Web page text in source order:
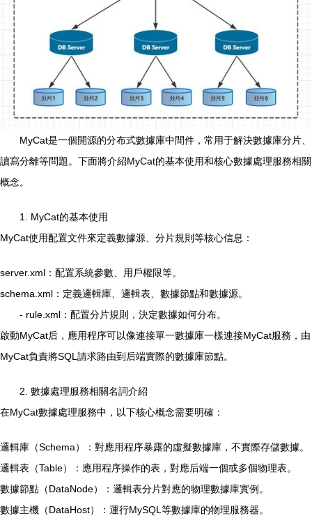
MyCat是一個開源的分布式數據庫中間件，常用于解決數據庫分片、
讀寫分離等問題。下面將介紹MyCat的基本使用和核心數據處理服務相關
概念。
1. MyCat的基本使用
MyCat使用配置文件來定義數據源、分片規則等核心信息：
server.xml：配置系統參數、用戶權限等。
schema.xml：定義邏輯庫、邏輯表、數據節點和數據源。
- rule.xml：配置分片規則，決定數據如何分布。
啟動MyCat后，應用程序可以像連接單一數據庫一樣連接MyCat服務，由
MyCat負責將SQL請求路由到后端實際的數據庫節點。
2. 數據處理服務相關名詞介紹
在MyCat數據處理服務中，以下核心概念需要明確：
邏輯庫（Schema）：對應用程序暴露的虛擬數據庫，不實際存儲數據。
邏輯表（Table）：應用程序操作的表，對應后端一個或多個物理表。
數據節點（DataNode）：邏輯表分片對應的物理數據庫實例。
數據主機（DataHost）：運行MySQL等數據庫的物理服務器。